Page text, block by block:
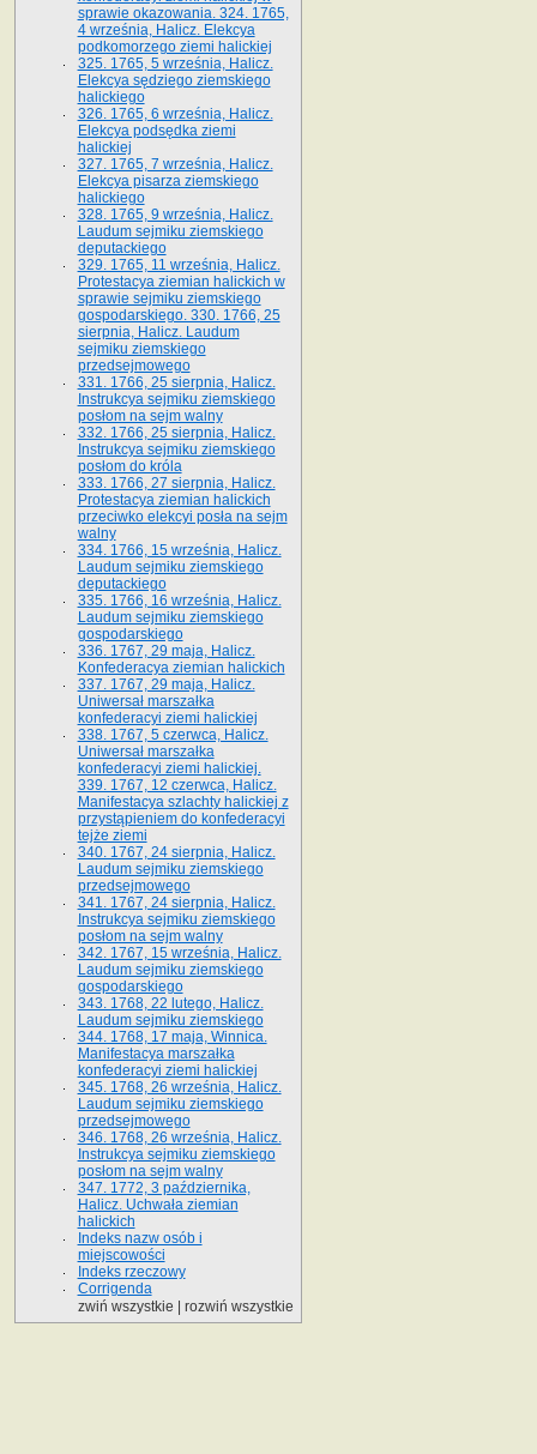
sprawie okazowania. 324. 1765,
4 września, Halicz. Elekcya
podkomorzego ziemi halickiej
325. 1765, 5 września, Halicz.
Elekcya sędziego ziemskiego
halickiego
326. 1765, 6 września, Halicz.
Elekcya podsędka ziemi
halickiej
327. 1765, 7 września, Halicz.
Elekcya pisarza ziemskiego
halickiego
328. 1765, 9 września, Halicz.
Laudum sejmiku ziemskiego
deputackiego
329. 1765, 11 września, Halicz.
Protestacya ziemian halickich w
sprawie sejmiku ziemskiego
gospodarskiego. 330. 1766, 25
sierpnia, Halicz. Laudum
sejmiku ziemskiego
przedsejmowego
331. 1766, 25 sierpnia, Halicz.
Instrukcya sejmiku ziemskiego
posłom na sejm walny
332. 1766, 25 sierpnia, Halicz.
Instrukcya sejmiku ziemskiego
posłom do króla
333. 1766, 27 sierpnia, Halicz.
Protestacya ziemian halickich
przeciwko elekcyi posła na sejm
walny
334. 1766, 15 września, Halicz.
Laudum sejmiku ziemskiego
deputackiego
335. 1766, 16 września, Halicz.
Laudum sejmiku ziemskiego
gospodarskiego
336. 1767, 29 maja, Halicz.
Konfederacya ziemian halickich
337. 1767, 29 maja, Halicz.
Uniwersał marszałka
konfederacyi ziemi halickiej
338. 1767, 5 czerwca, Halicz.
Uniwersał marszałka
konfederacyi ziemi halickiej.
339. 1767, 12 czerwca, Halicz.
Manifestacya szlachty halickiej z
przystąpieniem do konfederacyi
tejże ziemi
340. 1767, 24 sierpnia, Halicz.
Laudum sejmiku ziemskiego
przedsejmowego
341. 1767, 24 sierpnia, Halicz.
Instrukcya sejmiku ziemskiego
posłom na sejm walny
342. 1767, 15 września, Halicz.
Laudum sejmiku ziemskiego
gospodarskiego
343. 1768, 22 lutego, Halicz.
Laudum sejmiku ziemskiego
344. 1768, 17 maja, Winnica.
Manifestacya marszałka
konfederacyi ziemi halickiej
345. 1768, 26 września, Halicz.
Laudum sejmiku ziemskiego
przedsejmowego
346. 1768, 26 września, Halicz.
Instrukcya sejmiku ziemskiego
posłom na sejm walny
347. 1772, 3 października,
Halicz. Uchwała ziemian
halickich
Indeks nazw osób i
miejscowości
Indeks rzeczowy
Corrigenda
zwiń wszystkie
rozwiń wszystkie